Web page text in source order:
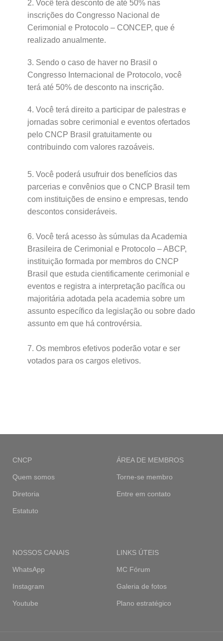
2. Você terá desconto de até 50% nas
inscrições do Congresso Nacional de
Cerimonial e Protocolo – CONCEP, que é
realizado anualmente.
3. Sendo o caso de haver no Brasil o
Congresso Internacional de Protocolo, você
terá até 50% de desconto na inscrição.
4. Você terá direito a participar de palestras e
jornadas sobre cerimonial e eventos ofertados
pelo CNCP Brasil gratuitamente ou
contribuindo com valores razoáveis.
5. Você poderá usufruir dos benefícios das
parcerias e convênios que o CNCP Brasil tem
com instituições de ensino e empresas, tendo
descontos consideráveis.
6. Você terá acesso às súmulas da Academia
Brasileira de Cerimonial e Protocolo – ABCP,
instituição formada por membros do CNCP
Brasil que estuda cientificamente cerimonial e
eventos e registra a interpretação pacífica ou
majoritária adotada pela academia sobre um
assunto específico da legislação ou sobre dado
assunto em que há controvérsia.
7. Os membros efetivos poderão votar e ser
votados para os cargos eletivos.
CNCP
Quem somos
Diretoria
Estatuto
ÁREA DE MEMBROS
Torne-se membro
Entre em contato
NOSSOS CANAIS
WhatsApp
Instagram
Youtube
LINKS ÚTEIS
MC Fórum
Galeria de fotos
Plano estratégico